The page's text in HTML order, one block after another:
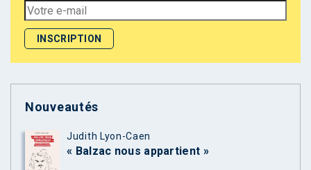
Nouveautés
Judith Lyon-Caen
« Balzac nous appartient »